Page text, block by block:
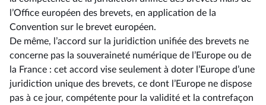
l’Office européen des brevets, en application de la
Convention sur le brevet européen.
De même, l’accord sur la juridiction unifiée des brevets ne
concerne pas la souveraineté numérique de l’Europe ou de
la France : cet accord vise seulement à doter l’Europe d’une
juridiction unique des brevets, ce dont l’Europe ne dispose
pas à ce jour, compétente pour la validité et la contrefaçon